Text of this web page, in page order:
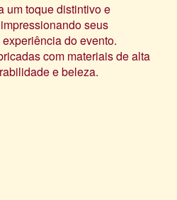
um toque distintivo e
seus
do evento.
com materiais de alta
e beleza.